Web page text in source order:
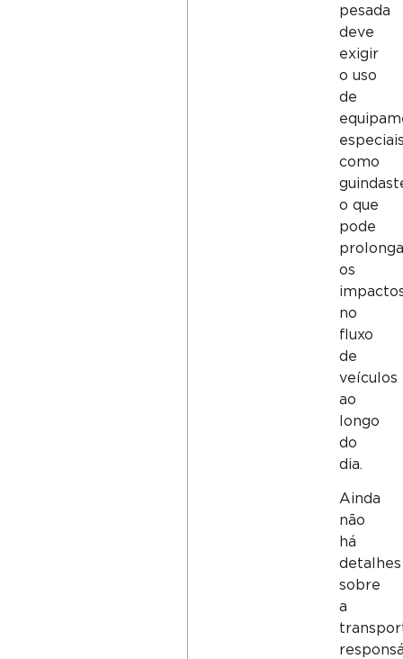
pesada
deve
exigir
o uso
de
como
o que
pode
os
no
fluxo
de
veículos
ao
longo
do
dia.
Ainda
não
há
detalhes
sobre
a